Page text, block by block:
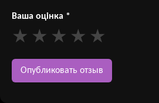
Ваша оцінка *